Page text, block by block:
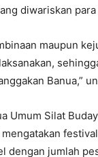
diwariskan
maupun
Banua,”
Umum Silat
mengatakan
dengan jumlah